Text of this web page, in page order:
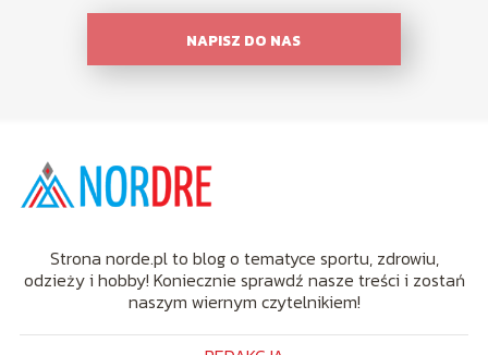
NAPISZ DO NAS
Strona norde.pl to blog o tematyce sportu, zdrowiu,
odzieży i hobby! Koniecznie sprawdź nasze treści i zostań
naszym wiernym czytelnikiem!